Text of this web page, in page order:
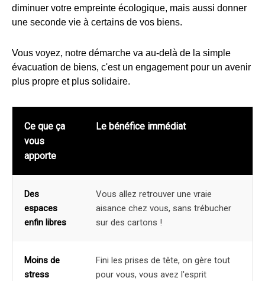
diminuer votre empreinte écologique, mais aussi donner
une seconde vie à certains de vos biens.
Vous voyez, notre démarche va au-delà de la simple
évacuation de biens, c'est un engagement pour un avenir
plus propre et plus solidaire.
Ce que ça
vous
apporte
Le bénéfice immédiat
Des
espaces
enfin libres
Vous allez retrouver une vraie
aisance chez vous, sans trébucher
sur des cartons !
Moins de
stress
Fini les prises de tête, on gère tout
pour vous, vous avez l'esprit